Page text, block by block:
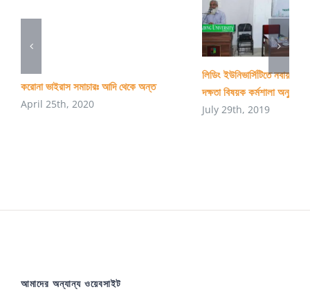
করোনা ভাইরাস সমাচারঃ আদি থেকে অন্ত
April 25th, 2020
লিডিং ইউনিভার্সিটিতে
দক্ষতা বিষয়ক কর্মশালা অনুষ্ঠিত
July 29th, 2019
আমাদের অন্যান্য ওয়েবসাইট